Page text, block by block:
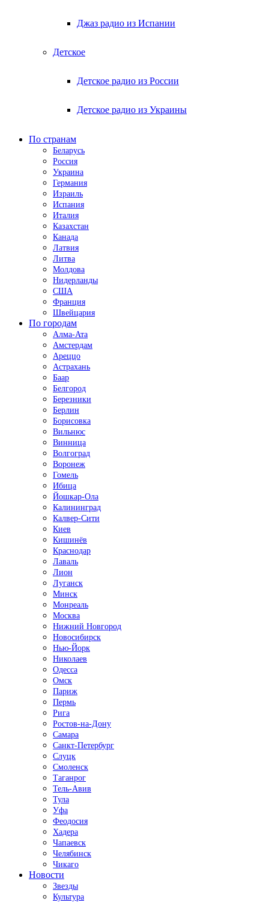
Джаз радио из Испании
Детское
Детское радио из России
Детское радио из Украины
По странам
Беларусь
Россия
Украина
Германия
Израиль
Испания
Италия
Казахстан
Канада
Латвия
Литва
Молдова
Нидерланды
США
Франция
Швейцария
По городам
Алма-Ата
Амстердам
Ареццо
Астрахань
Баар
Белгород
Березники
Берлин
Борисовка
Вильнюс
Винница
Волгоград
Воронеж
Гомель
Ибица
Йошкар-Ола
Калининград
Калвер-Сити
Киев
Кишинёв
Краснодар
Лаваль
Лион
Луганск
Минск
Монреаль
Москва
Нижний Новгород
Новосибирск
Нью-Йорк
Николаев
Одесса
Омск
Париж
Пермь
Рига
Ростов-на-Дону
Самара
Санкт-Петербург
Слуцк
Смоленск
Таганрог
Тель-Авив
Тула
Уфа
Феодосия
Хадера
Чапаевск
Челябинск
Чикаго
Новости
Звезды
Культура